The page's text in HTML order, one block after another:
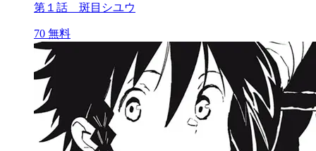
第１話 斑目シユウ
70 無料